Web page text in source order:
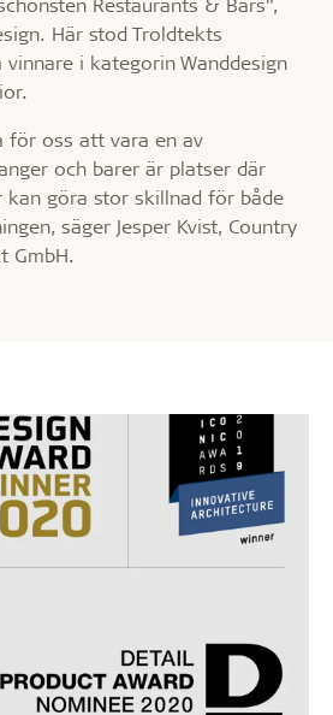
Här stod Troldtekts
i kategorin Wanddesign
för oss att vara en av
och barer är platser där
kan göra stor skillnad för både
säger Jesper Kvist, Country
GmbH.